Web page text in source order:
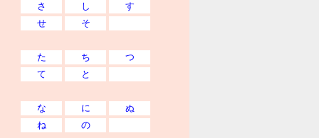
さ し
す
せ
そ
た ち
つ
て
と
な に
ぬ
ね
の